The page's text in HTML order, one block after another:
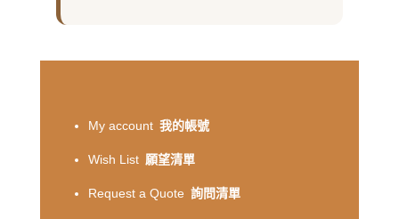
My account 我的帳號
Wish List 願望清單
Request a Quote 詢問清單